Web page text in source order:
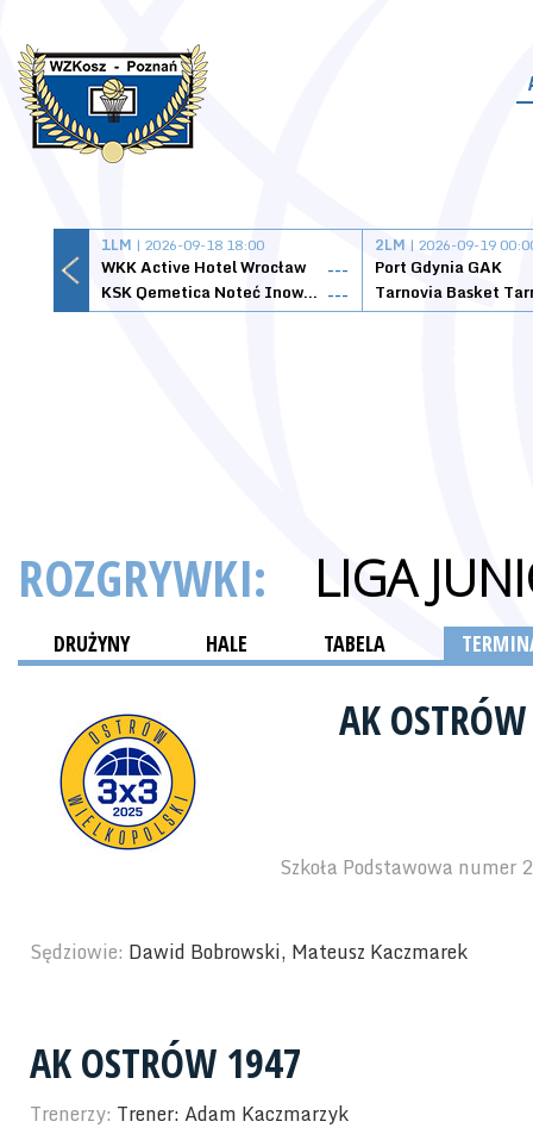
1LM | 2026-09-18 18:00
WKK Active Hotel Wrocław
---
KSK Qemetica Noteć Inowrocław ---
2LM | 2026-09-19
Port Gdynia GAK
ROZGRYWKI: LIGA
DRUŻYNY HALE TABELA
AK
Szkoła Podstawowa
Sędziowie: Dawid Bobrowski, Mateusz Kaczmarek
AK OSTRÓW 1947
Trenerzy: Trener: Adam Kaczmarzyk